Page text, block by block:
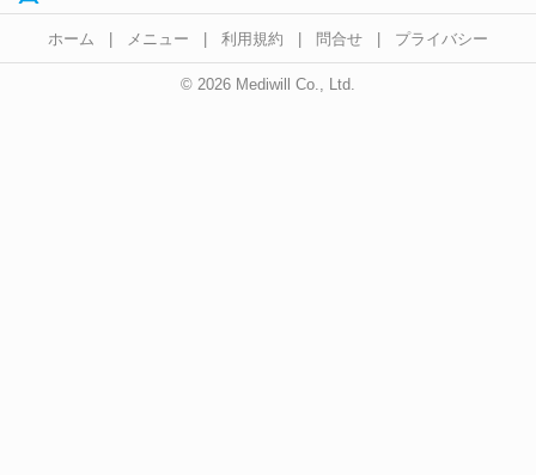
ホーム | メニュー | 利用規約 | 問合せ | プライバシー
© 2026 Mediwill Co., Ltd.